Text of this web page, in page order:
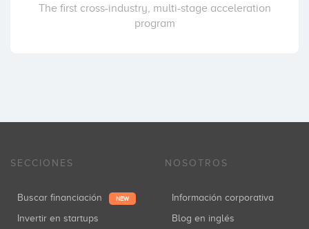
The first cross-industry, multi-stage acceleration
program
SECCIONES
Buscar financiación NEW
Invertir en startups
NOSOTROS
Información corporativa
Blog en inglés